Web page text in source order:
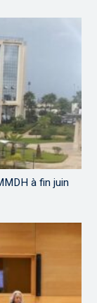
à fin juin